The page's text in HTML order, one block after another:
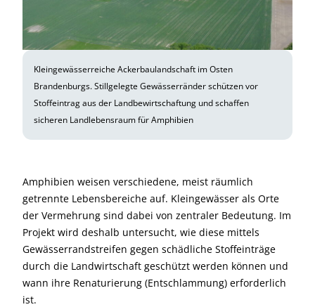
Kleingewässerreiche Ackerbaulandschaft im Osten
Brandenburgs. Stillgelegte Gewässerränder schützen vor
Stoffeintrag aus der Landbewirtschaftung und schaffen
sicheren Landlebensraum für Amphibien
Amphibien weisen verschiedene, meist räumlich
getrennte Lebensbereiche auf. Kleingewässer als Orte
der Vermehrung sind dabei von zentraler Bedeutung. Im
Projekt wird deshalb untersucht, wie diese mittels
Gewässerrandstreifen gegen schädliche Stoffeinträge
durch die Landwirtschaft geschützt werden können und
wann ihre Renaturierung (Entschlammung) erforderlich
ist.